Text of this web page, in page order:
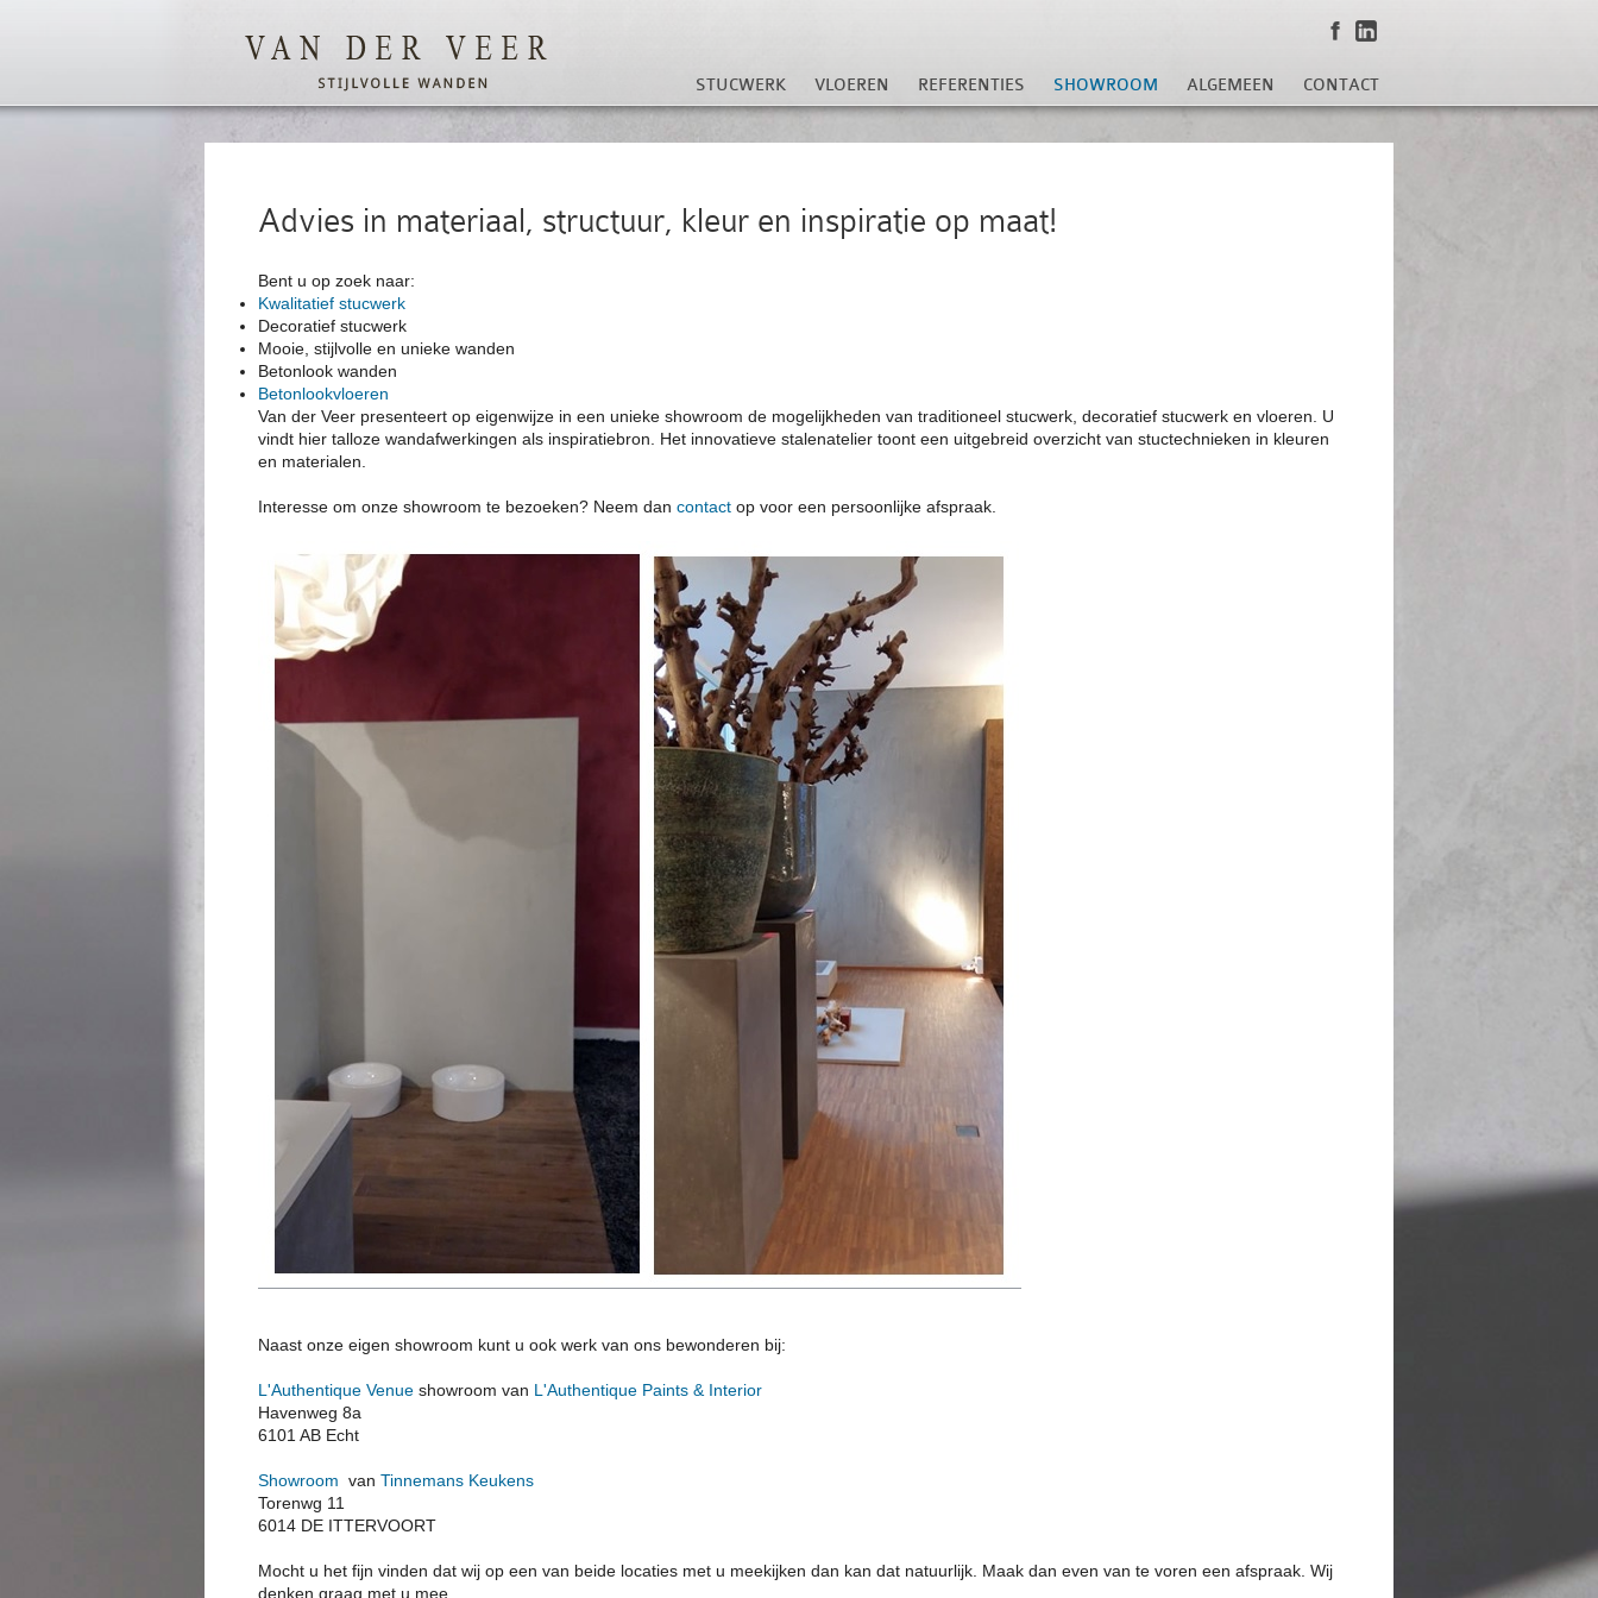
CONTACT
ALGEMEEN
SHOWROOM
REFERENTIES
VLOEREN
STUCWERK
Advies in materiaal, structuur, kleur en inspiratie op maat!
Bent u op zoek naar:
Kwalitatief stucwerk
Decoratief stucwerk
Mooie, stijlvolle en unieke wanden
Betonlook wanden
Betonlookvloeren
Van der Veer presenteert op eigenwijze in een unieke showroom de mogelijkheden van traditioneel stucwerk, decoratief stucwerk en vloeren. U
vindt hier talloze wandafwerkingen als inspiratiebron. Het innovatieve stalenatelier toont een uitgebreid overzicht van stuctechnieken in kleuren
en materialen.
Interesse om onze showroom te bezoeken? Neem dan contact op voor een persoonlijke afspraak.
Naast onze eigen showroom kunt u ook werk van ons bewonderen bij:
L'Authentique Venue showroom van L'Authentique Paints & Interior
Havenweg 8a
6101 AB Echt
Showroom van Tinnemans Keukens
Torenwg 11
6014 DE ITTERVOORT
Mocht u het fijn vinden dat wij op een van beide locaties met u meekijken dan kan dat natuurlijk. Maak dan even van te voren een afspraak. Wij
denken graag met u mee.